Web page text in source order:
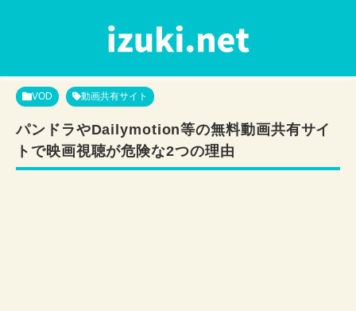
VOD 動画共有サイト
パンドラやDailymotion等の無料動画共有サイ
トで映画視聴が危険な2つの理由